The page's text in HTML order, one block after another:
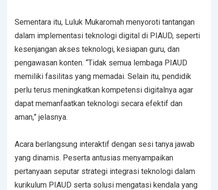
Sementara itu, Luluk Mukaromah menyoroti tantangan
dalam implementasi teknologi digital di PIAUD, seperti
kesenjangan akses teknologi, kesiapan guru, dan
pengawasan konten. “Tidak semua lembaga PIAUD
memiliki fasilitas yang memadai. Selain itu, pendidik
perlu terus meningkatkan kompetensi digitalnya agar
dapat memanfaatkan teknologi secara efektif dan
aman,” jelasnya.
Acara berlangsung interaktif dengan sesi tanya jawab
yang dinamis. Peserta antusias menyampaikan
pertanyaan seputar strategi integrasi teknologi dalam
kurikulum PIAUD serta solusi mengatasi kendala yang